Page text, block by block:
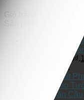
Giỏ hàng
Sản phẩm
KỆ SÁCH KS-
Tủ Quần Áo
là: 20,950,000₫.
17,400,000₫.
Bội Nội Thất
Kệ Tivi Treo
Vách Ngăn